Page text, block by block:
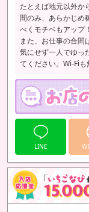
たとえば地元以外か
間のみ、あらかじめ
べくモチベもアップ！
また、お仕事の合間
気にせず一人でゆっ
てください。Wi-Fiも
LINE